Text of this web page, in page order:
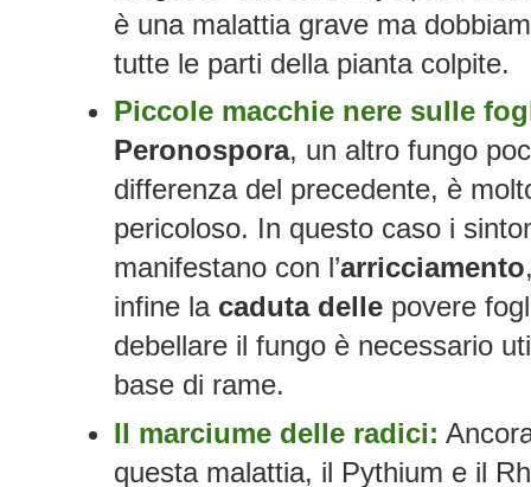
è una malattia grave ma
tutte le parti della pianta colpite.
Piccole macchie nere sulle
Peronospora, un altro fungo
differenza del precedente, è
pericoloso. In questo caso i
manifestano con l’arricciamento
infine la caduta delle povere
debellare il fungo è necessario
base di rame.
Il marciume delle radici:
questa malattia, il Pythium e il